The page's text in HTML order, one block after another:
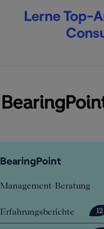
Lerne Top-
BearingPoint
Management-Beratung
Erfahrungsberichte 12